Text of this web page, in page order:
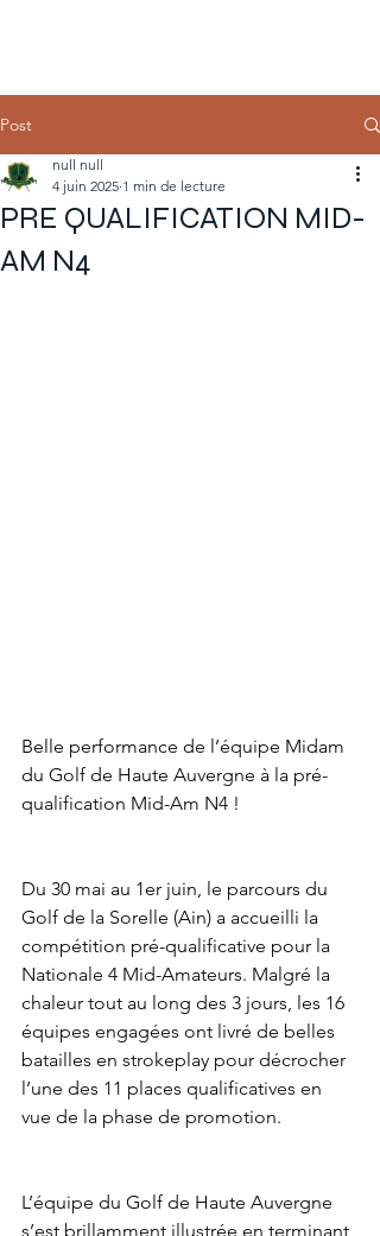
Post
PRE QUALIFICATION MID-
AM N4
null null
4 juin 2025 1 min de lecture
Belle performance de l’équipe Midam
du Golf de Haute Auvergne à la pré-
qualification Mid-Am N4 !
Du 30 mai au 1er juin, le parcours du
Golf de la Sorelle (Ain) a accueilli la
compétition pré-qualificative pour la
Nationale 4 Mid-Amateurs. Malgré la
chaleur tout au long des 3 jours, les 16
équipes engagées ont livré de belles
batailles en strokeplay pour décrocher
l’une des 11 places qualificatives en
vue de la phase de promotion.
L’équipe du Golf de Haute Auvergne
s’est brillamment illustrée en terminant